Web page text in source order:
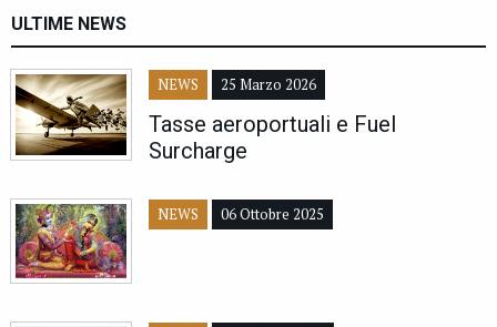
ULTIME NEWS
NEWS 25 Marzo 2026
Tasse aeroportuali e Fuel
Surcharge
NEWS 06 Ottobre 2025